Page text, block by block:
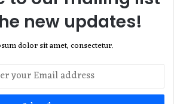
new updates!
dolor sit amet, consectetur.